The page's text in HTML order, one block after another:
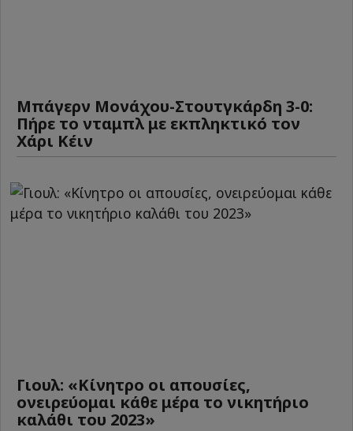
Μπάγερν Μονάχου-Στουτγκάρδη 3-0:
Πήρε το νταμπλ με εκπληκτικό τον
Χάρι Κέιν
Γιουλ: «Κίνητρο οι απουσίες,
ονειρεύομαι κάθε μέρα το νικητήριο
καλάθι του 2023»